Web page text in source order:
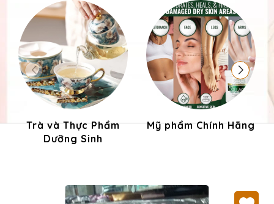
Trà và Thực Phẩm
Dưỡng Sinh
Mỹ phẩm Chính Hãng